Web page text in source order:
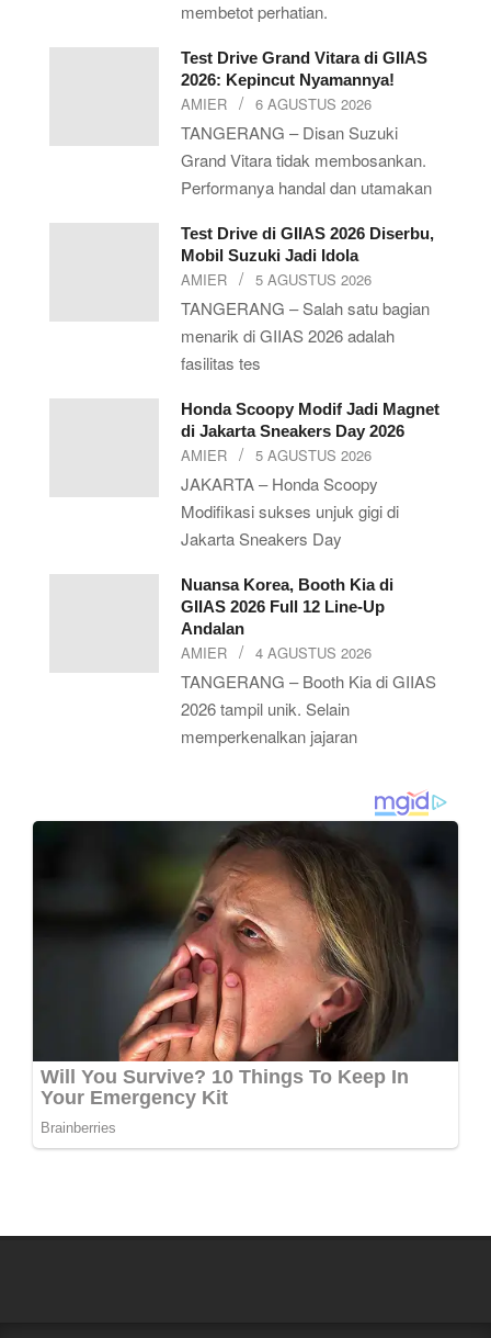
membetot perhatian.
Test Drive Grand Vitara di GIIAS
2026: Kepincut Nyamannya!
AMIER 6 AGUSTUS 2026
TANGERANG – Disan Suzuki
Grand Vitara tidak membosankan.
Performanya handal dan utamakan
Test Drive di GIIAS 2026 Diserbu,
Mobil Suzuki Jadi Idola
AMIER 5 AGUSTUS 2026
TANGERANG – Salah satu bagian
menarik di GIIAS 2026 adalah
fasilitas tes
Honda Scoopy Modif Jadi Magnet
di Jakarta Sneakers Day 2026
AMIER 5 AGUSTUS 2026
JAKARTA – Honda Scoopy
Modifikasi sukses unjuk gigi di
Jakarta Sneakers Day
Nuansa Korea, Booth Kia di
GIIAS 2026 Full 12 Line-Up
Andalan
AMIER 4 AGUSTUS 2026
TANGERANG – Booth Kia di GIIAS
2026 tampil unik. Selain
memperkenalkan jajaran